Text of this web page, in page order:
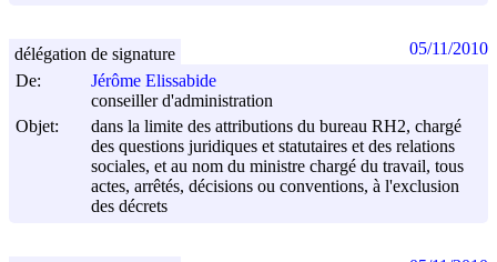
De:
Jérôme Elissabide
conseiller d'administration
Objet:
dans la limite des attributions du bureau RH2, chargé
des questions juridiques et statutaires et des relations
sociales, et au nom du ministre chargé du travail, tous
actes, arrêtés, décisions ou conventions, à l'exclusion
des décrets
délégation de signature 05/11/2010